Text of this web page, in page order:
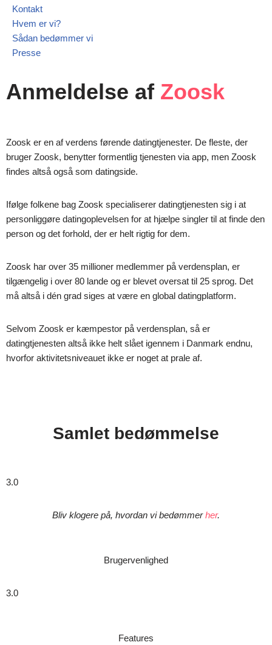
Kontakt
Hvem er vi?
Sådan bedømmer vi
Presse
Anmeldelse af Zoosk
Zoosk er en af verdens førende datingtjenester. De fleste, der
bruger Zoosk, benytter formentlig tjenesten via app, men Zoosk
findes altså også som datingside.
Ifølge folkene bag Zoosk specialiserer datingtjenesten sig i at
personliggøre datingoplevelsen for at hjælpe singler til at finde den
person og det forhold, der er helt rigtig for dem.
Zoosk har over 35 millioner medlemmer på verdensplan, er
tilgængelig i over 80 lande og er blevet oversat til 25 sprog. Det
må altså i dén grad siges at være en global datingplatform.
Selvom Zoosk er kæmpestor på verdensplan, så er
datingtjenesten altså ikke helt slået igennem i Danmark endnu,
hvorfor aktivitetsniveauet ikke er noget at prale af.
Samlet bedømmelse
3.0
Bliv klogere på, hvordan vi bedømmerher.
Brugervenlighed
3.0
Features